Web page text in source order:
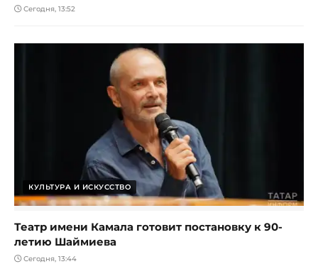
Сегодня, 13:52
КУЛЬТУРА И ИСКУССТВО
Театр имени Камала готовит постановку к 90-
летию Шаймиева
Сегодня, 13:44